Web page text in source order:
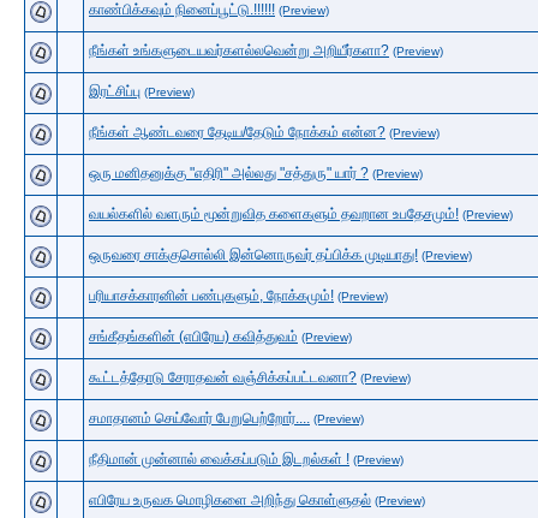
காண்பிக்கவும் நினைப்பூட்டு.!!!!!! (Preview)
நீங்கள் உங்களுடையவர்களல்லவென்று அறியீர்களா? (Preview)
இரட்சிப்பு (Preview)
நீங்கள் ஆண்டவரை தேடிய/தேடும் நோக்கம் என்ன? (Preview)
ஒரு மனிதனுக்கு "எதிரி" அல்லது "சத்துரு" யார் ? (Preview)
வயல்களில் வளரும் மூன்றுவித களைகளும் தவறான உபதேசமும்! (Preview)
ஒருவரை சாக்குசொல்லி இன்னொருவர் தப்பிக்க முடியாது! (Preview)
பரியாசக்காரனின் பண்புகளும், நோக்கமும்! (Preview)
சங்கீதங்களின் (எபிரேய) கவித்துவம் (Preview)
கூட்டத்தோடு சேராதவன் வஞ்சிக்கப்பட்டவனா? (Preview)
சமாதானம் செய்வோர் பேறுபெற்றோர்.... (Preview)
நீதிமான் முன்னால் வைக்கப்படும் இடறல்கள் ! (Preview)
எபிரேய உருவக மொழிகளை அறிந்து கொள்ளுதல் (Preview)